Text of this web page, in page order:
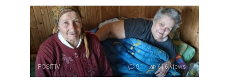
POSITIV 0 616 views